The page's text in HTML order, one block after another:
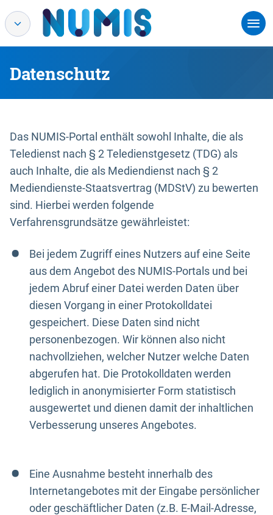
Datenschutz
Das NUMIS-Portal enthält sowohl Inhalte, die als
Teledienst nach § 2 Teledienstgesetz (TDG) als
auch Inhalte, die als Mediendienst nach § 2
Mediendienste-Staatsvertrag (MDStV) zu bewerten
sind. Hierbei werden folgende
Verfahrensgrundsätze gewährleistet:
Bei jedem Zugriff eines Nutzers auf eine Seite
aus dem Angebot des NUMIS-Portals und bei
jedem Abruf einer Datei werden Daten über
diesen Vorgang in einer Protokolldatei
gespeichert. Diese Daten sind nicht
personenbezogen. Wir können also nicht
nachvollziehen, welcher Nutzer welche Daten
abgerufen hat. Die Protokolldaten werden
lediglich in anonymisierter Form statistisch
ausgewertet und dienen damit der inhaltlichen
Verbesserung unseres Angebotes.
Eine Ausnahme besteht innerhalb des
Internetangebotes mit der Eingabe persönlicher
oder geschäftlicher Daten (z.B. E-Mail-Adresse,